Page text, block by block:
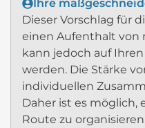
Ihre
Dieser Vorschlag für
einen Aufenthalt von
kann jedoch auf
werden. Die Stärke
individuellen
Daher ist es möglich,
Route zu